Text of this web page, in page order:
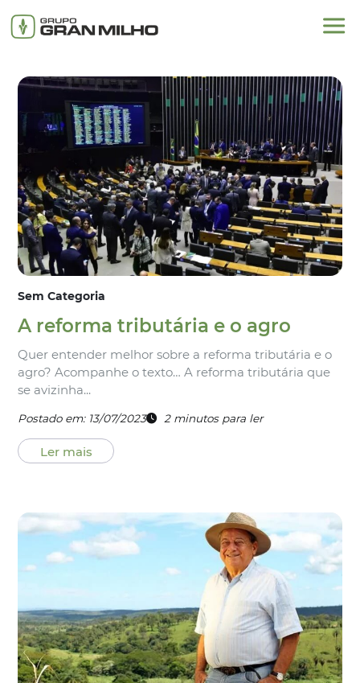
Sem Categoria
A reforma tributária e o agro
Quer entender melhor sobre a reforma tributária e o
agro? Acompanhe o texto… A reforma tributária que
se avizinha...
Postado em: 13/07/2023 2 minutospara ler
Ler mais